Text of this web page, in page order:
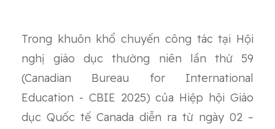
Trong khuôn khổ chuyến công tác tại Hội
nghị giáo dục thường niên lần thứ 59
(Canadian Bureau for International
Education - CBIE 2025) của Hiệp hội Giáo
dục Quốc tế Canada diễn ra từ ngày 02 –